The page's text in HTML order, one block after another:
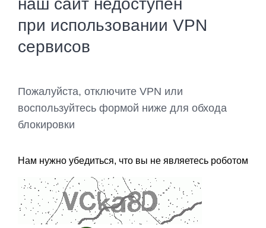
наш сайт недоступен
при использовании VPN
сервисов
Пожалуйста, отключите VPN или
воспользуйтесь формой ниже для обхода
блокировки
Нам нужно убедиться, что вы не являетесь роботом